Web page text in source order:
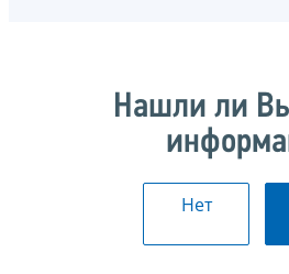
Нашли ли
Нет